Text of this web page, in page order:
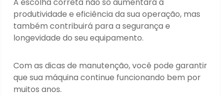
A escolha correta não só aumentará a
produtividade e eficiência da sua operação, mas
também contribuirá para a segurança e
longevidade do seu equipamento.
Com as dicas de manutenção, você pode garantir
que sua máquina continue funcionando bem por
muitos anos.